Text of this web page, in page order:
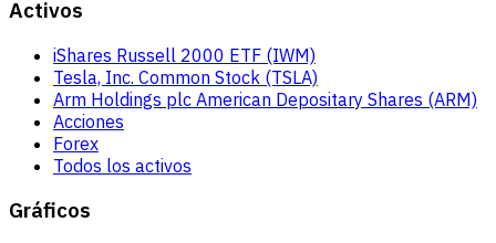
Activos
iShares Russell 2000 ETF (IWM)
Tesla, Inc. Common Stock (TSLA)
Arm Holdings plc American Depositary Shares (ARM)
Acciones
Forex
Todos los activos
Gráficos